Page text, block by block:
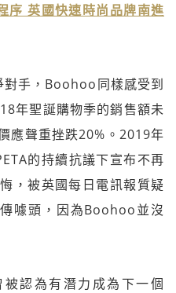
英國快速時尚品牌南進
對手，Boohoo同樣感受到
年聖誕購物季的銷售額未
應聲重挫跌20%。2019年
的持續抗議下宣布不再
，被英國每日電訊報質疑
噱頭，因為Boohoo並沒
認為有潛力成為下一個